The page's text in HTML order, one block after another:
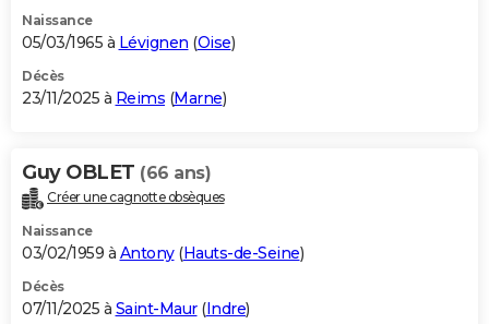
Dictionnaire
Biographies
Citations
Expressions
Proverbes
PROGRAMME TV
S'inscrire
Se connecter
Lycées
Collèges
Primaires
Universités
Entreprises
Service militaire
Avis de recherche
AVIS DE DÉCÈS
Bricolage
Lifestyle
Culture
Sport
Auto
Television
Voyage
Cinema
Naissance
05/03/1965 à Lévignen (Oise)
Décès
23/11/2025 à Reims (Marne)
Guy OBLET (66 ans)
Créer une cagnotte obsèques
Naissance
03/02/1959 à Antony(Hauts-de-Seine)
Décès
07/11/2025 à Saint-Maur(Indre)